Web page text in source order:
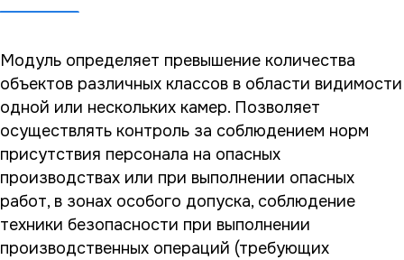
Модуль определяет превышение количества
объектов различных классов в области видимости
одной или нескольких камер. Позволяет
осуществлять контроль за соблюдением норм
присутствия персонала на опасных
производствах или при выполнении опасных
работ, в зонах особого допуска, соблюдение
техники безопасности при выполнении
производственных операций (требующих